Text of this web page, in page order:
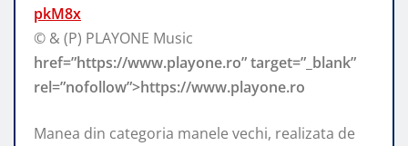
pkM8x
© & (P) PLAYONE Music
href=”https://www.playone.ro” target=”_blank”
rel=”nofollow”>https://www.playone.ro
Manea din categoria manele vechi, realizata de